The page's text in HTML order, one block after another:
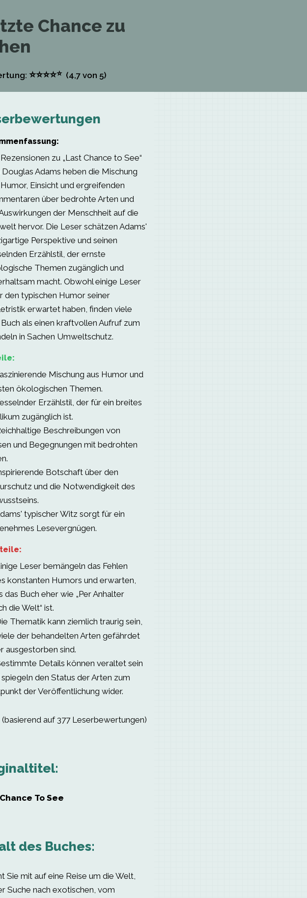
Chance zu
⭐⭐⭐⭐⭐(4,7 von 5)
zu „Last Chance to See“
Adams heben die Mischung
Einsicht und ergreifenden
über bedrohte Arten und
der Menschheit auf die
hervor. Die Leser schätzen Adams'
Perspektive und seinen
Erzählstil, der ernste
Themen zugänglich und
macht. Obwohl einige Leser
den typischen Humor seiner
erwartet haben, finden viele
als einen kraftvollen Aufruf zum
in Sachen Umweltschutz.
Mischung aus Humor und
ökologischen Themen.
Erzählstil, der für ein breites
zugänglich ist.
Beschreibungen von
und Begegnungen mit bedrohten
Botschaft über den
und die Notwendigkeit des
typischer Witz sorgt für ein
Lesevergnügen.
Leser bemängeln das Fehlen
konstanten Humors und erwarten,
das Buch eher wie „Per Anhalter
die Welt“ ist.
Thematik kann ziemlich traurig sein,
der behandelten Arten gefährdet
ausgestorben sind.
Details können veraltet sein
spiegeln den Status der Arten zum
der Veröffentlichung wider.
(basierend auf 377 Leserbewertungen)
To See
des Buches:
Sie mit auf eine Reise um die Welt,
Suche nach exotischen, vom